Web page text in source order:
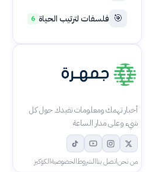
🎯 فلسفات لترتيب الحياة 6
أخبار تهمك ومعلومات تفيدك حول كل
شيء وعلى مدار الساعة
من نحناتصل بناالشروطالخصوصيةالكوكيز